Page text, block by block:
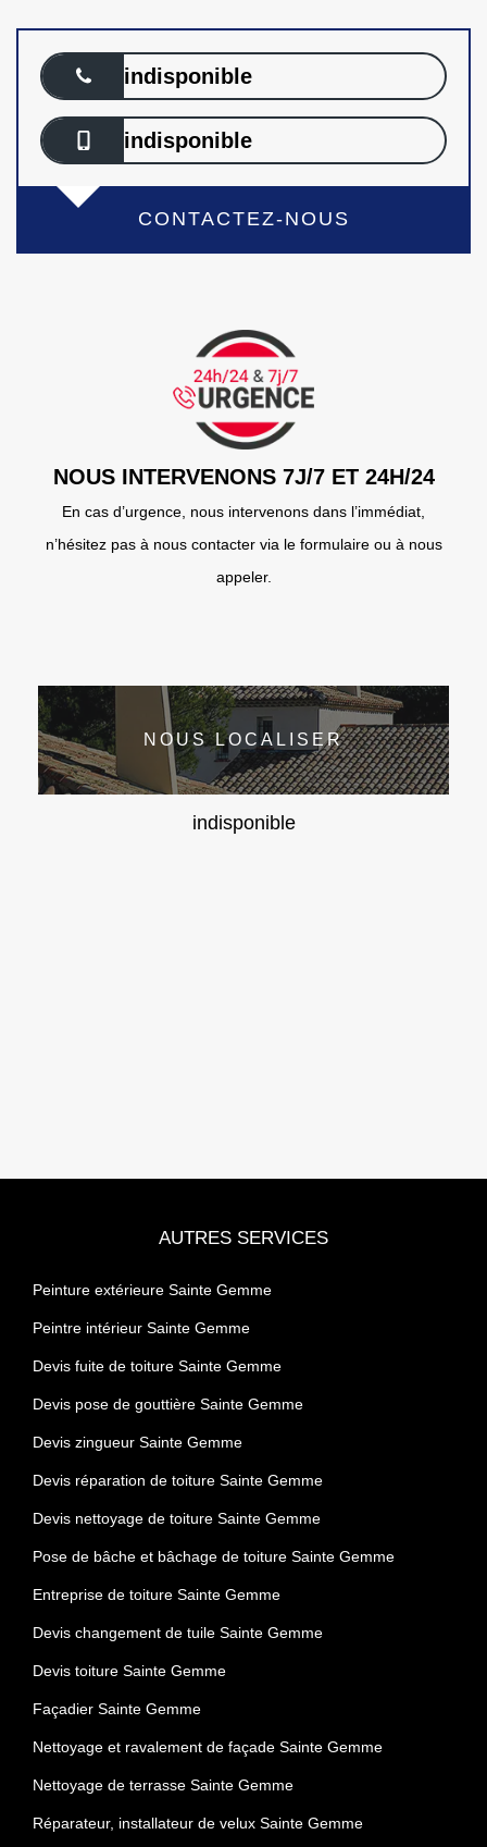
indisponible
indisponible
CONTACTEZ-NOUS
NOUS INTERVENONS 7J/7 ET 24H/24
En cas d’urgence, nous intervenons dans l’immédiat,
n’hésitez pas à nous contacter via le formulaire ou à nous
appeler.
NOUS LOCALISER
indisponible
AUTRES SERVICES
Peinture extérieure Sainte Gemme
Peintre intérieur Sainte Gemme
Devis fuite de toiture Sainte Gemme
Devis pose de gouttière Sainte Gemme
Devis zingueur Sainte Gemme
Devis réparation de toiture Sainte Gemme
Devis nettoyage de toiture Sainte Gemme
Pose de bâche et bâchage de toiture Sainte Gemme
Entreprise de toiture Sainte Gemme
Devis changement de tuile Sainte Gemme
Devis toiture Sainte Gemme
Façadier Sainte Gemme
Nettoyage et ravalement de façade Sainte Gemme
Nettoyage de terrasse Sainte Gemme
Réparateur, installateur de velux Sainte Gemme